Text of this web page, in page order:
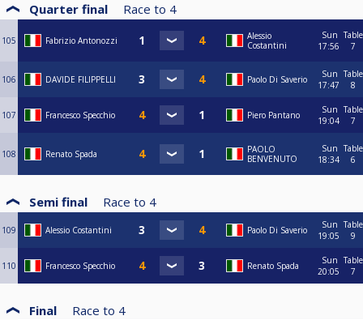
Quarter final Race to 4
105 Fabrizio Antonozzi
Alessio
Costantini
Sun
17:56
Table
7
106 DAVIDE FILIPPELLI Paolo Di Saverio
Sun
17:47
Table
8
107 Francesco Specchio Piero Pantano
Sun
19:04
Table
7
108 Renato Spada
PAOLO
BENVENUTO
Sun
18:34
Table
6
Semi final Race to 4
109 Alessio Costantini Paolo Di Saverio
Sun
19:05
Table
9
110 Francesco Specchio Renato Spada
Sun
20:05
Table
7
Final Race to 4